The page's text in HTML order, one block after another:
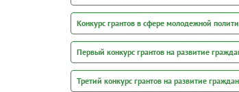
Конкурс грантов в сфере молодежной
Первый конкурс грантов на развитие
Третий конкурс грантов на развитие